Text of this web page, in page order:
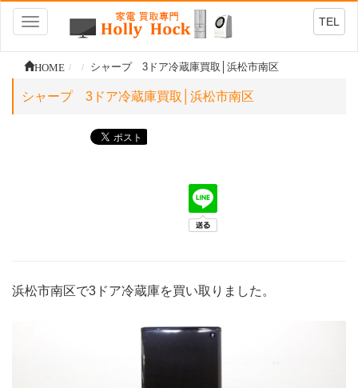
Toggle
navigation
TEL
HOME シャープ 3ドア冷蔵庫買取│浜松市南区
シャープ 3ドア冷蔵庫買取│浜松市南区
浜松市南区で3ドア冷蔵庫を買い取りました。